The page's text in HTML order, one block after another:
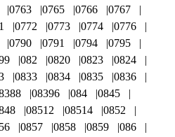
0763 0765 0766
0767
0772 0773 0774
0776
0790 0791 0794
0795
082 0820 0823
0824
0833 0834 0835
0836
08396 084
0845
08512 08514
0852
0857 0858 0859
086